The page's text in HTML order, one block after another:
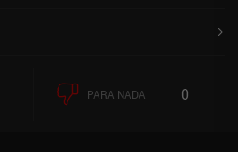
de iOS.
PARA NADA 0